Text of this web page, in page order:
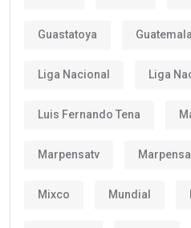
Guastatoya Guatemala
Liga Nacional Liga
Luis Fernando Tena
Marpensatv
Mixco Mundial